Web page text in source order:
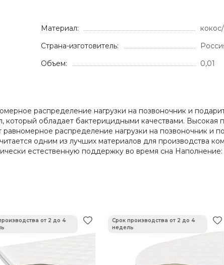
Материал:
Страна-изготовитель:
Объем:
0,01
распределение нагрузки на позвоночник и
обладает бактерицидными качествами. Высокая
распределение нагрузки на позвоночник и
одним из лучших материалов для производства
естественную поддержку во время сна Наполнение: